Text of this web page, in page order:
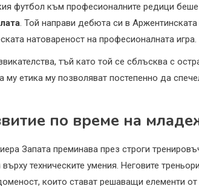
футбол към професионалните редици
. Той направи дебюта си в
натовареност на професионалната игра.
тъй като той се сблъсква с
му етика му позволяват постепенно да
по време на
Запата преминава през строги
техническите умения. Неговите
които стават решаващи елементи от